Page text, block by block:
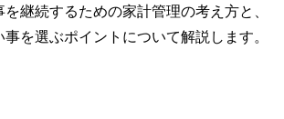
継続するための家計管理の考え方と、
を選ぶポイントについて解説します。